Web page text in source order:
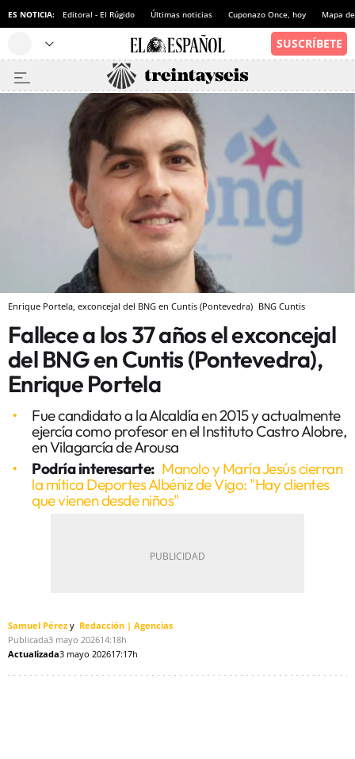
ES NOTICIA: Editoral - El Rúgido Últimas noticias Cuponazo Once, hoy Mapa
Enrique Portela, exconcejal del BNG en Cuntis (Pontevedra) BNG Cuntis
Fallece a los 37 años el exconcejal
del BNG en Cuntis (Pontevedra),
Enrique Portela
Fue candidato a la Alcaldía en 2015 y actualmente
ejercía como profesor en el Instituto Castro Alobre,
en Vilagarcía de Arousa
Podría interesarte: Manolo y María Jesús cierran
la mítica Deportes Albéniz de Vigo: "Hay clientes
que vienen desde niños"
Samuel Pérez
Redacción | Agencias
Publicada3 mayo 202614:18h
Actualizada3 mayo 202617:17h